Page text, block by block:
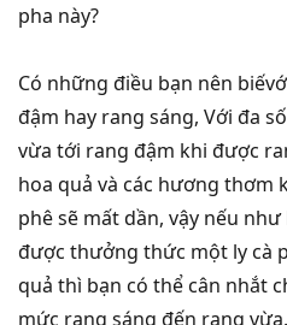
pha này?
Có những điều bạn nên
đậm hay rang sáng, Với đa
vừa tới rang đậm khi được
hoa quả và các hương thơm
phê sẽ mất dần, vậy nếu
được thưởng thức một ly cà
quả thì bạn có thể cân nhắt
mức rang sáng đến rang vừa.